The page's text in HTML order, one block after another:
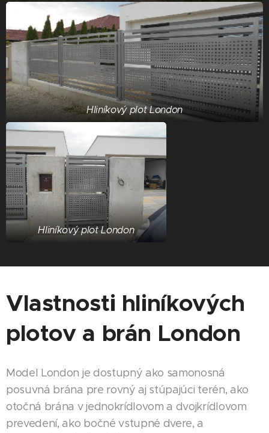
Hliníkový plot London
Hliníkový plot London
Vlastnosti hliníkových
plotov a brán London
Model London je dostupný ako samonosná
posuvná brána pre rovný aj stúpajúci terén, ako
otočná brána v jednokrídlovom a dvojkrídlovom
prevedení, ako bočné vstupné dvere, a